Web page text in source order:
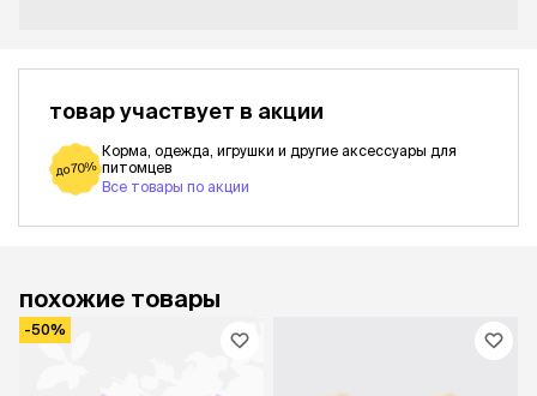
товар участвует в акции
до 70%
Корма, одежда, игрушки и другие аксессуары для
питомцев
Все товары по акции
похожие товары
-50%